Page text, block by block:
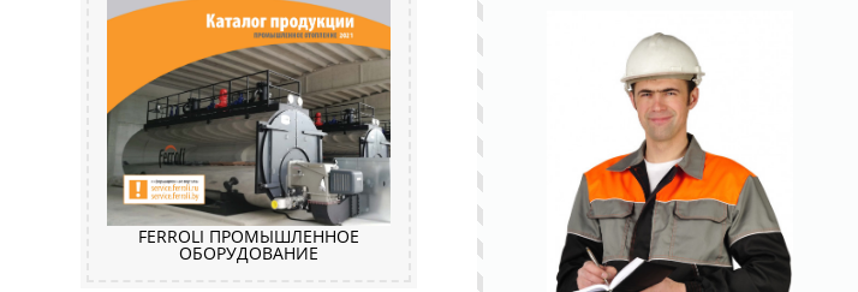
FERROLI ПРОМЫШЛЕННОЕ
ОБОРУДОВАНИЕ